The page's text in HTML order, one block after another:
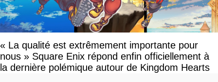
« La qualité est extrêmement importante pour
nous » Square Enix répond enfin officiellement à
la dernière polémique autour de Kingdom Hearts